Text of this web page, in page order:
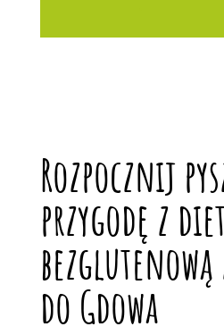
Rozpocznij
przygodę z
bezglutenową
do Gdowa